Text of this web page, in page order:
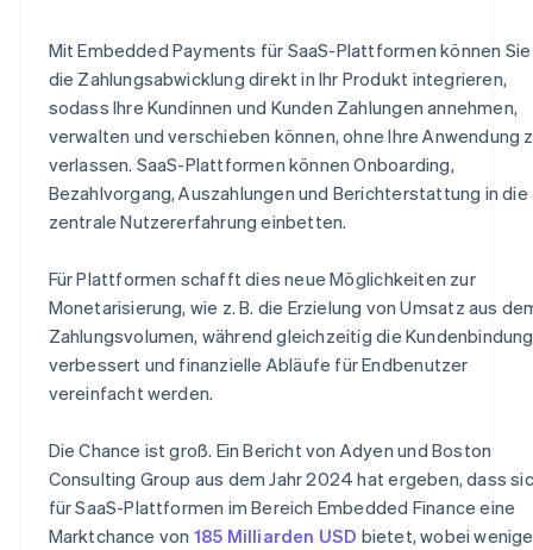
Bessere Daten und Analysen
Schnelleres Onboarding
Konsolidierte Zahlungsverwaltung
Zuverlässigkeit bei Skalierung
Daten und Analysen
Mit Stripe Balance bezahlen
Gängige Preismodelle für Embedded Payments bei
Plattformen
Embedded Payments als Strategie zur Monetarisierung
Mit Embedded Payments für SaaS-Plattformen können Sie
die Zahlungsabwicklung direkt in Ihr Produkt integrieren,
sodass Ihre Kundinnen und Kunden Zahlungen annehmen,
verwalten und verschieben können, ohne Ihre Anwendung
verlassen. SaaS-Plattformen können Onboarding,
Bezahlvorgang, Auszahlungen und Berichterstattung in die
zentrale Nutzererfahrung einbetten.
Für Plattformen schafft dies neue Möglichkeiten zur
Monetarisierung, wie z. B. die Erzielung von Umsatz aus
Zahlungsvolumen, während gleichzeitig die Kundenbindung
verbessert und finanzielle Abläufe für Endbenutzer
vereinfacht werden.
Die Chance ist groß. Ein Bericht von Adyen und Boston
Consulting Group aus dem Jahr 2024 hat ergeben, dass
für SaaS-Plattformen im Bereich Embedded Finance eine
Marktchance von 185 Milliarden USD bietet, wobei